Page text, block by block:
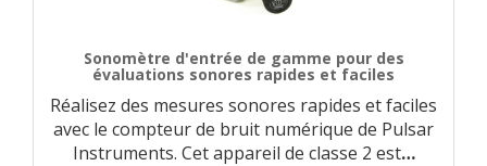
Sonomètre d'entrée de gamme pour des
évaluations sonores rapides et faciles
Réalisez des mesures sonores rapides et faciles
avec le compteur de bruit numérique de Pulsar
Instruments. Cet appareil de classe 2 est…